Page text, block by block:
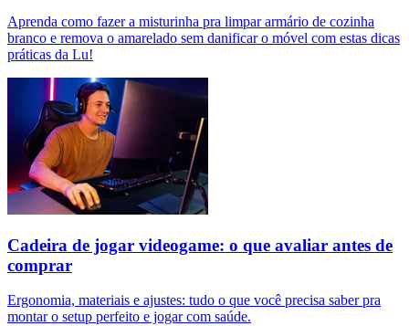
Aprenda como fazer a misturinha pra limpar armário de cozinha
branco e remova o amarelado sem danificar o móvel com estas dicas
práticas da Lu!
Cadeira de jogar videogame: o que avaliar antes de
comprar
Ergonomia, materiais e ajustes: tudo o que você precisa saber pra
montar o setup perfeito e jogar com saúde.